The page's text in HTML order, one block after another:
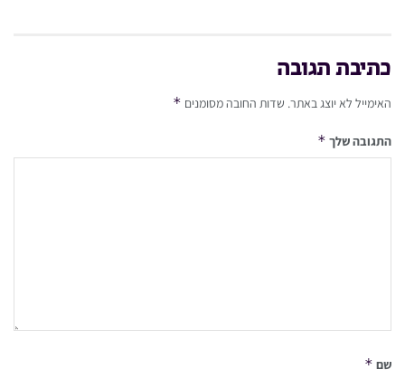
כתיבת תגובה
האימייל לא יוצג באתר. שדות החובה מסומנים *
התגובה שלך *
שם *